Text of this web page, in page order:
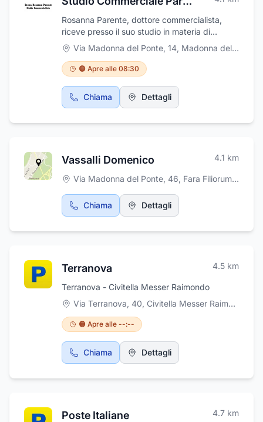
Rosanna Parente, dottore commercialista,
riceve presso il suo studio in materia di
consulenza fiscale-societaria e di contenziosi
tributari. Si occupa inoltre di stesura di bilanci,
servizi fiscali per il commercio con l' estero,
analisi dei costi. Lo studio è punto di
riferimento per le aziende ed i professionisti
che desiderano affidare la gestione di tutte le
Via Madonna del Ponte, 14, Madonna del Ponte
🟠 Apre alle 08:30
Chiama Dettagli
Vassalli Domenico 4.1 km
Via Madonna del Ponte, 46, Fara Filiorum Petri
Chiama Dettagli
Terranova 4.5 km
Terranova - Civitella Messer Raimondo
Via Terranova, 40, Civitella Messer Raimondo
🟠 Apre alle --:--
Chiama Dettagli
Poste Italiane 4.7 km